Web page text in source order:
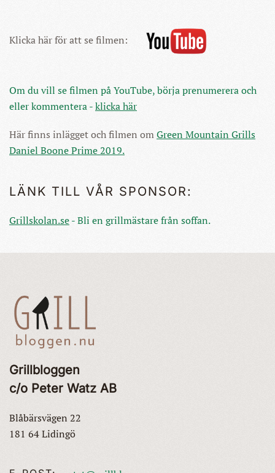
Klicka här för att se filmen:
Om du vill se filmen på YouTube, börja prenumerera och
eller kommentera -klicka här
Här finns inlägget och filmen omGreen Mountain Grills
Daniel Boone Prime 2019.
LÄNK TILL VÅR SPONSOR:
Grillskolan.se- Bli en grillmästare från soffan.
Grillbloggen
c/o Peter Watz AB
Blåbärsvägen 22
181 64 Lidingö